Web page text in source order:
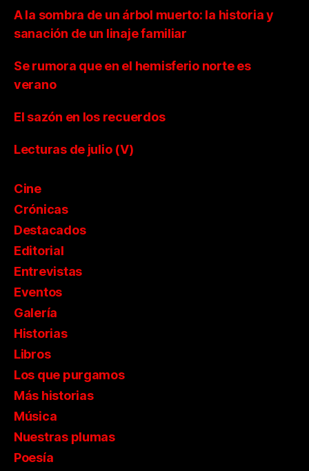
A la sombra de un árbol muerto: la historia y
sanación de un linaje familiar
Se rumora que en el hemisferio norte es
verano
El sazón en los recuerdos
Lecturas de julio (V)
Cine
Crónicas
Destacados
Editorial
Entrevistas
Eventos
Galería
Historias
Libros
Los que purgamos
Más historias
Música
Nuestras plumas
Poesía